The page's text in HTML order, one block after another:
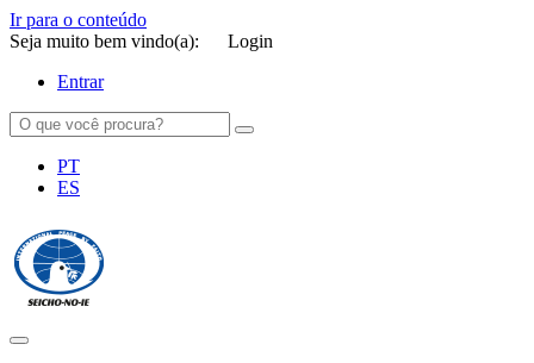
Ir para o conteúdo
Seja muito bem vindo(a):
Login
Entrar
PT
ES